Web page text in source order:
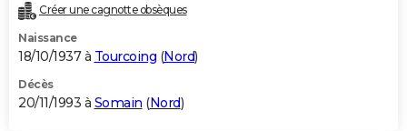
Créer une cagnotte obsèques
Naissance
18/10/1937 à Tourcoing (Nord)
Décès
20/11/1993 à Somain (Nord)